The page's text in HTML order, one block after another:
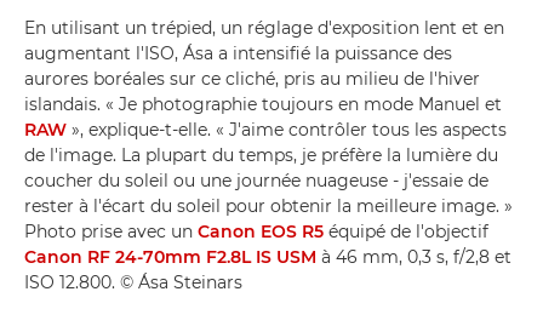
En utilisant un trépied, un réglage d'exposition lent et en
augmentant l'ISO, Ása a intensifié la puissance des
aurores boréales sur ce cliché, pris au milieu de l'hiver
islandais. « Je photographie toujours en mode Manuel et
RAW », explique-t-elle. « J'aime contrôler tous les aspects
de l'image. La plupart du temps, je préfère la lumière du
coucher du soleil ou une journée nuageuse - j'essaie de
rester à l'écart du soleil pour obtenir la meilleure image. »
Photo prise avec un Canon EOS R5 équipé de l'objectif
Canon RF 24-70mm F2.8L IS USM à 46 mm, 0,3 s, f/2,8 et
ISO 12.800. © Ása Steinars